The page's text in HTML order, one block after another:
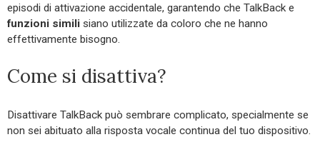
episodi di attivazione accidentale, garantendo che TalkBack e
funzioni simili siano utilizzate da coloro che ne hanno
effettivamente bisogno.
Come si disattiva?
Disattivare TalkBack può sembrare complicato, specialmente se
non sei abituato alla risposta vocale continua del tuo dispositivo.